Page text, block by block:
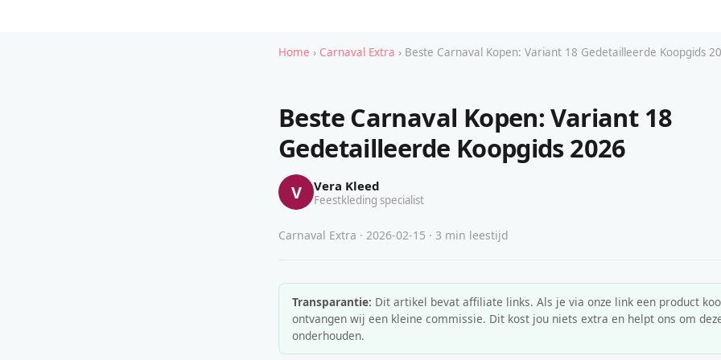
Home › Carnaval Extra › Beste Carnaval Kopen: Variant 18 Gedetailleerde Koopgids
Beste Carnaval Kopen: Variant 18
Gedetailleerde Koopgids 2026
V Vera Kleed
Feestkleding specialist
Carnaval Extra · 2026-02-15 · 3 min leestijd
Transparantie: Dit artikel bevat affiliate links. Als je via onze link een product
ontvangen wij een kleine commissie. Dit kost jou niets extra en helpt ons om
onderhouden.